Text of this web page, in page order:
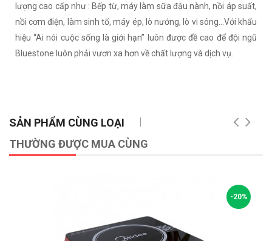
lượng cao cấp như : Bếp từ, máy làm sữa đậu nành, nồi áp suất,
nồi cơm điện, làm sinh tố, máy ép, lò nướng, lò vi sóng…Với khẩu
hiệu “Ai nói cuộc sống là giới hạn” luôn được đề cao để đội ngũ
Bluestone luôn phải vươn xa hơn về chất lượng và dịch vụ.
SẢN PHẨM CÙNG LOẠI
THƯỜNG ĐƯỢC MUA CÙNG
-20%